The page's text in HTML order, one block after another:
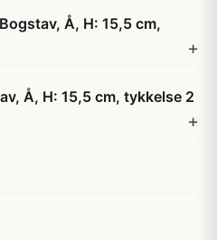
Å, H: 15,5 cm,
Å, H: 15,5 cm, tykkelse 2